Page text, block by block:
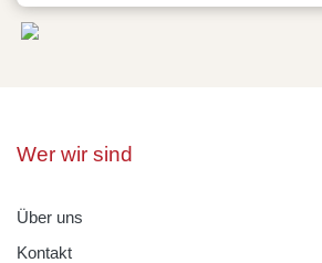
Wer wir sind
Über uns
Kontakt